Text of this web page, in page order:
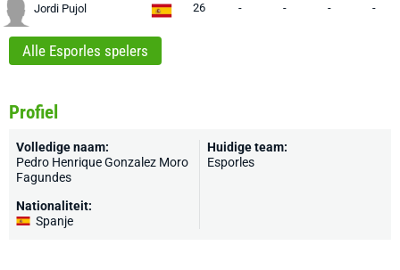
Jordi Pujol 26 - - - -
Alle Esporles spelers
Profiel
Volledige naam:
Pedro Henrique Gonzalez Moro
Fagundes
Nationaliteit:
Spanje
Huidige team:
Esporles